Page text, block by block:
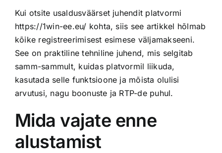
Kui otsite usaldusväärset juhendit platvormi
https://1win-ee.eu/ kohta, siis see artikkel hõlmab
kõike registreerimisest esimese väljamakseeni.
See on praktiline tehniline juhend, mis selgitab
samm-sammult, kuidas platvormil liikuda,
kasutada selle funktsioone ja mõista olulisi
arvutusi, nagu boonuste ja RTP-de puhul.
Mida vajate enne
alustamist